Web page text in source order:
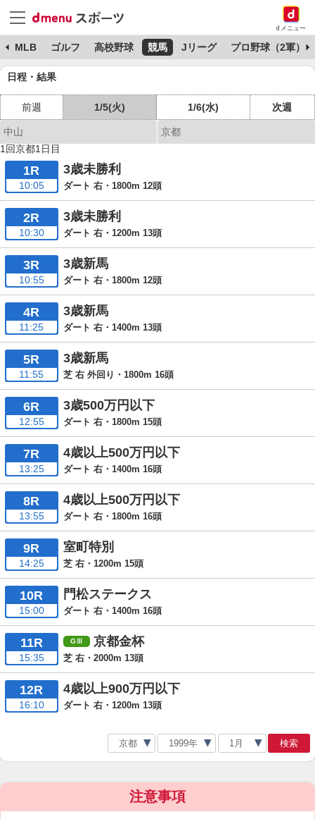
dメニュー
MLB ゴルフ 高校野球 競馬 Jリーグ プロ野球（2軍）
日程・結果
前週 1/5(火) 1/6(水) 次週
中山
京都
1回京都1日目
1R
10:05
3歳未勝利
ダート 右・1800m 12頭
2R
10:30
3歳未勝利
ダート 右・1200m 13頭
3R
10:55
3歳新馬
ダート 右・1800m 12頭
4R
11:25
3歳新馬
ダート 右・1400m 13頭
5R
11:55
3歳新馬
芝 右 外回り・1800m 16頭
6R
12:55
3歳500万円以下
ダート 右・1800m 15頭
7R
13:25
4歳以上500万円以下
ダート 右・1400m 16頭
8R
13:55
4歳以上500万円以下
ダート 右・1800m 16頭
9R
14:25
室町特別
芝 右・1200m 15頭
10R
15:00
門松ステークス
ダート 右・1400m 16頭
11R
15:35
京都金杯
芝 右・2000m 13頭
12R
16:10
4歳以上900万円以下
ダート 右・1200m 13頭
検索
注意事項